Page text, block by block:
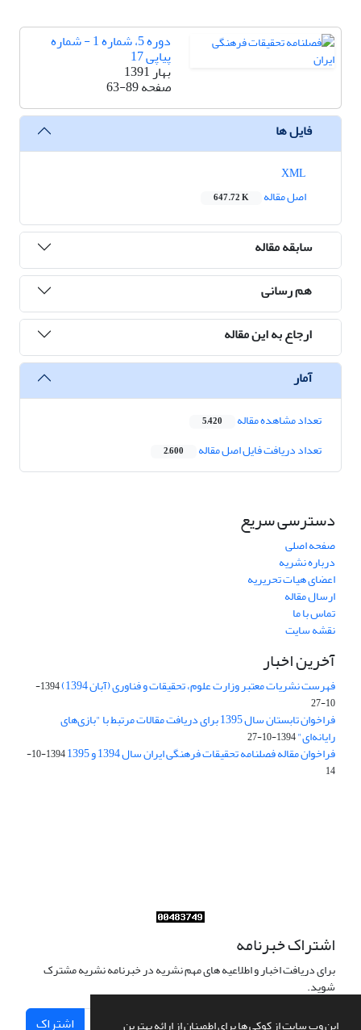
این وب سایت از کوکی ها برای اطمینان از ارائه بهترین
دوره 5، شماره 1 - شماره
پیاپی 17
بهار 1391
صفحه63-89
فایل ها
اصل مقاله
647.72 K
سابقه مقاله
هم رسانی
ارجاع به این مقاله
آمار
تعداد مشاهده مقاله 5,420
تعداد دریافت فایل اصل مقاله 2,600
دسترسی سریع
صفحه اصلی
درباره نشریه
اعضای هیات تحریریه
ارسال مقاله
تماس با ما
نقشه سایت
آخرین اخبار
فهرست نشریات معتبر وزارت علوم، تحقیقات و فناوری (آبان 1394)
1394-
10-27
فراخوان تابستان سال 1395 برای دریافت مقالات مرتبط با "بازی‌های
رایانه‌ای"1394-10-27
فراخوان مقاله فصلنامه تحقیقات فرهنگی ایران سال 1394 و 1395
1394-10-
14
اشتراک خبرنامه
برای دریافت اخبار و اطلاعیه های مهم نشریه در خبرنامه نشریه مشترک
شوید.
اشتراک